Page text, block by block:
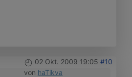
02 Okt. 2009 19:05 #10
von haTikva